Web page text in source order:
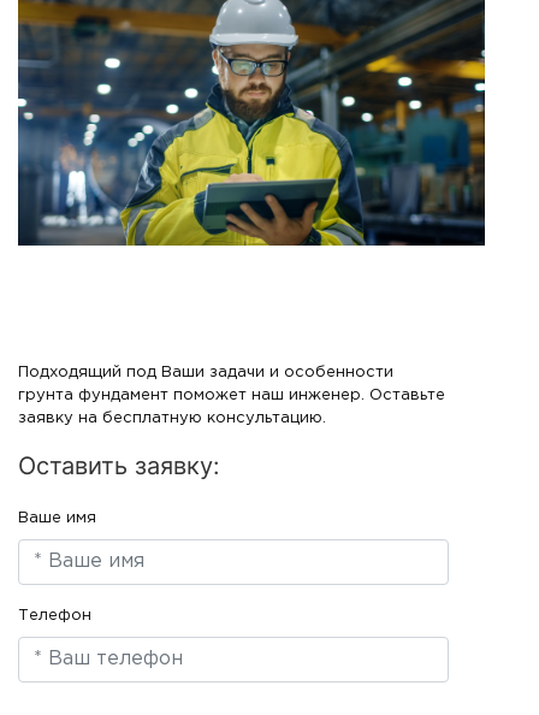
Подходящий под Ваши задачи и особенности
грунта фундамент поможет наш инженер. Оставьте
заявку на бесплатную консультацию.
Оставить заявку:
Ваше имя
Телефон